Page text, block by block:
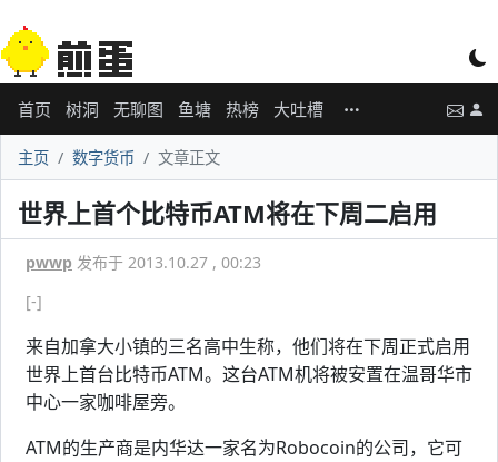
首页 树洞 无聊图 鱼塘 热榜 大吐槽
主页 数字货币 文章正文
世界上首个比特币ATM将在下周二启用
pwwp 发布于 2013.10.27 , 00:23
[-]
来自加拿大小镇的三名高中生称，他们将在下周正式启用
世界上首台比特币ATM。这台ATM机将被安置在温哥华市
中心一家咖啡屋旁。
ATM的生产商是内华达一家名为Robocoin的公司，它可